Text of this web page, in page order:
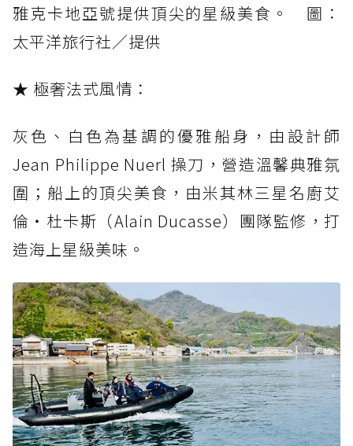
雅克卡地亞號提供頂尖的星級美食。 圖：
太平洋旅行社／提供
★ 極奢法式風情：
灰色、白色為基調的優雅船身，由設計師
Jean Philippe Nuerl 操刀，營造溫馨典雅氛
圍；船上的頂尖美食，由米其林三星名廚艾
倫‧杜卡斯（Alain Ducasse）團隊監修，打
造海上星級美味。